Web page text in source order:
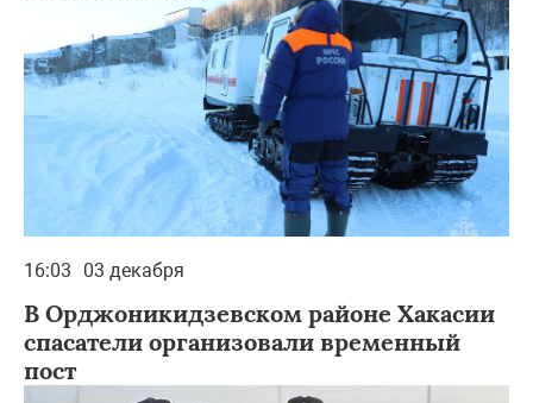
16:03 03 декабря
В Орджоникидзевском районе Хакасии
спасатели организовали временный
пост